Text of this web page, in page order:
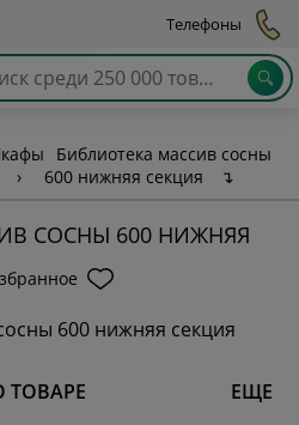
Телефоны
›
Библиотека массив сосны
600 нижняя секция
↴
СОСНЫ 600 НИЖНЯЯ
ТОВАРЕ ЕЩЕ